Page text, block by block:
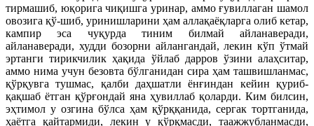
тирмашиб, юқорига чиқишга уринар, аммо ғувиллаган шамол
овозига қў-шиб, уринишларини ҳам аллақаёқларга олиб кетар,
кампир эса чуқурда тиним билмай айланаверади,
айланаверади, худди бозорни айлангандай, лекин кўп ўтмай
эртанги тирикчилик ҳақида ўйлаб дарров ўзини алаҳситар,
аммо нима учун безовта бўлганидан сира ҳам ташвишланмас,
қўрқувга тушмас, қалби даҳшатли ёнғиндан кейин қуриб-
қақшаб ётган қўрғондай яна ҳувиллаб қоларди. Ким билсин,
эҳтимол у озгина бўлса ҳам қўрққанида, сергак тортганида,
ҳаётга қайтармиди, лекин у қўрқмасди, таажжубланмасди,